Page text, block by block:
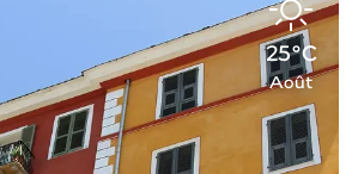
25°C
Août